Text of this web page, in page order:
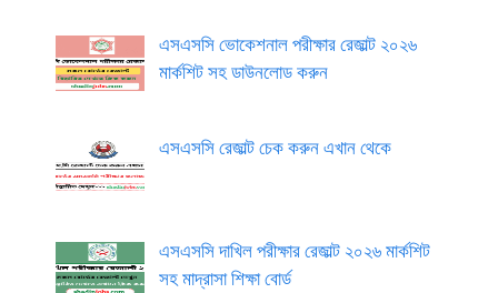
এসএসসি ভোকেশনাল পরীক্ষার রেজাল্ট ২০২৬
মার্কশিট সহ ডাউনলোড করুন
এসএসসি রেজাল্ট চেক করুন এখান থেকে
এসএসসি দাখিল পরীক্ষার রেজাল্ট ২০২৬ মার্কশিট
সহ মাদ্রাসা শিক্ষা বোর্ড